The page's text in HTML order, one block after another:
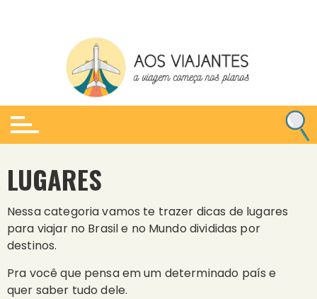
LUGARES
Nessa categoria vamos te trazer dicas de lugares
para viajar no Brasil e no Mundo divididas por
destinos.
Pra você que pensa em um determinado país e
quer saber tudo dele.